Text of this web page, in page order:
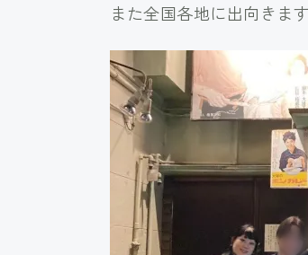
また全国各地に出向きま